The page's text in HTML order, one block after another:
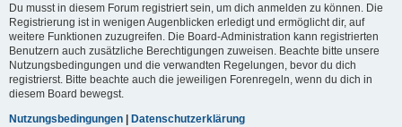
Du musst in diesem Forum registriert sein, um dich anmelden zu können. Die
Registrierung ist in wenigen Augenblicken erledigt und ermöglicht dir, auf
weitere Funktionen zuzugreifen. Die Board-Administration kann registrierten
Benutzern auch zusätzliche Berechtigungen zuweisen. Beachte bitte unsere
Nutzungsbedingungen und die verwandten Regelungen, bevor du dich
registrierst. Bitte beachte auch die jeweiligen Forenregeln, wenn du dich in
diesem Board bewegst.
Nutzungsbedingungen
Datenschutzerklärung